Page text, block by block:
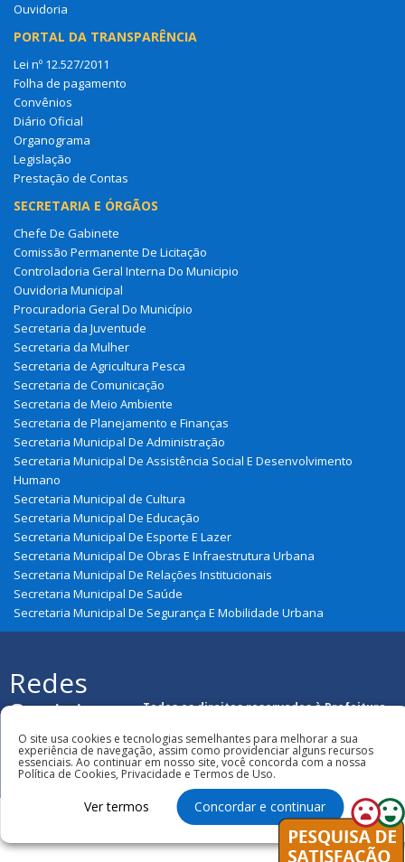
Ouvidoria
PORTAL DA TRANSPARÊNCIA
Lei nº 12.527/2011
Folha de pagamento
Convênios
Diário Oficial
Organograma
Legislação
Prestação de Contas
SECRETARIA E ÓRGÃOS
Chefe De Gabinete
Comissão Permanente De Licitação
Controladoria Geral Interna Do Municipio
Ouvidoria Municipal
Procuradoria Geral Do Município
Secretaria da Juventude
Secretaria da Mulher
Secretaria de Agricultura Pesca
Secretaria de Comunicação
Secretaria de Meio Ambiente
Secretaria de Planejamento e Finanças
Secretaria Municipal De Administração
Secretaria Municipal De Assistência Social E Desenvolvimento
Humano
Secretaria Municipal de Cultura
Secretaria Municipal De Educação
Secretaria Municipal De Esporte E Lazer
Secretaria Municipal De Obras E Infraestrutura Urbana
Secretaria Municipal De Relações Institucionais
Secretaria Municipal De Saúde
Secretaria Municipal De Segurança E Mobilidade Urbana
Redes
Sociais
Todos os direitos reservados à Prefeitura
O site usa cookies e tecnologias semelhantes para melhorar a sua
experiência de navegação, assim como providenciar alguns recursos
essenciais. Ao continuar em nosso site, você concorda com a nossa
Política de Cookies, Privacidade e Termos de Uso.
Ver termos Concordar e continuar